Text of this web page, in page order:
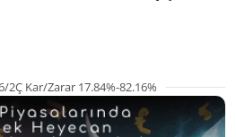
Kar/Zarar 17.84%-82.16%